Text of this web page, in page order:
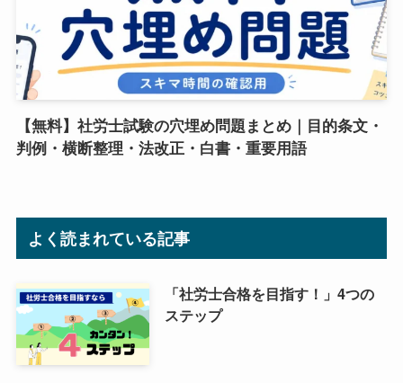
【無料】社労士試験の穴埋め問題まとめ｜目的条文・
判例・横断整理・法改正・白書・重要用語
よく読まれている記事
「社労士合格を目指す！」4つの
ステップ